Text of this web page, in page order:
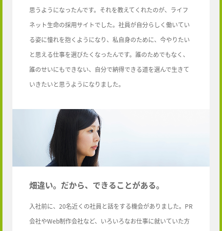
思うようになったんです。それを教えてくれたのが、ライフ
ネット生命の採用サイトでした。社員が自分らしく働いてい
る姿に憧れを抱くようになり、私自身のために、今やりたい
と思える仕事を選びたくなったんです。誰のためでもなく、
誰のせいにもできない、自分で納得できる道を選んで生きて
いきたいと思うようになりました。
畑違い。だから、できることがある。
入社前に、20名近くの社員と話をする機会がありました。PR
会社やWeb制作会社など、いろいろなお仕事に就いていた方